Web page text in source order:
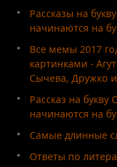
Рассказы на
начинаются на
Все мемы 2017
картинками -
Сычева, Дружко
Рассказ на букву
начинаются на
Самые длинные
Ответы по